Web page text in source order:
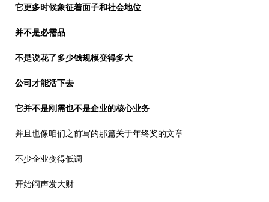
它更多时候象征着面子和社会地位
并不是必需品
不是说花了多少钱规模变得多大
公司才能活下去
它并不是刚需也不是企业的核心业务
并且也像咱们之前写的那篇关于年终奖的文章
不少企业变得低调
开始闷声发大财